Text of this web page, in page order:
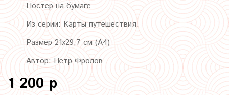
Постер на бумаге
Из серии: Карты путешествия.
Размер 21х29,7 см (А4)
Автор: Петр Фролов
1 200 р